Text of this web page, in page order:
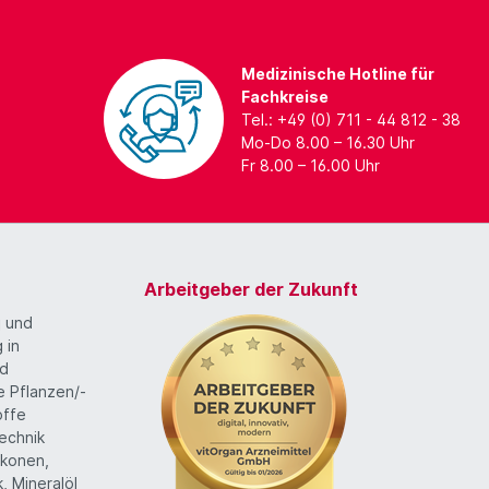
Medizinische Hotline für
Fachkreise
Tel.: +49 (0) 711 - 44 812 - 38
Mo-Do 8.00 – 16.30 Uhr
Fr 8.00 – 16.00 Uhr
und
in
Pflanzen/-
Mineralöl
Arbeitgeber der Zukunft